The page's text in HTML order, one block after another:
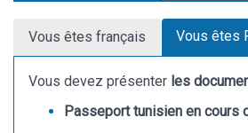
Vous êtes français Vous êtes
Vous devez présenter les
Passeport tunisien en cours